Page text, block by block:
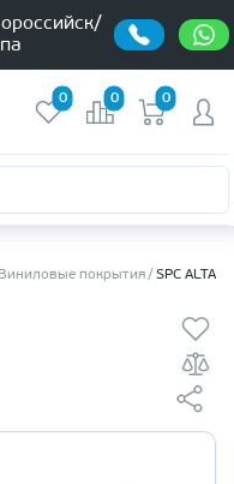
0 0 0
Виниловые покрытия SPC ALTA